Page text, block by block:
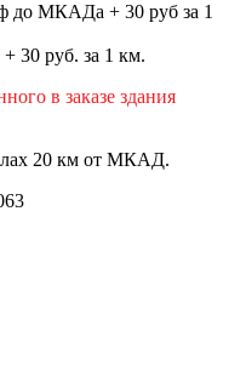
до МКАДа + 30 руб за 1
30 руб. за 1 км.
в заказе здания
20 км от МКАД.